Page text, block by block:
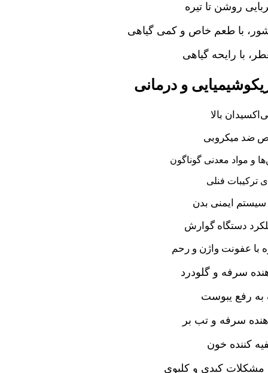
روشن تا تیره
با طعم خاص و کمی گیاهی
با رایحه گیاهی
و درمانی
بالا
ضد میکروبی
و مواد معدنی گوناگون
ترکیبات فنلی
ایمنی بدن
دستگاه گوارش
با عفونت واژن و رحم
سرفه و گلودرد
رفع یبوست
سرفه و تب بر
کننده خون
مشکلات کبدی و کلیوی